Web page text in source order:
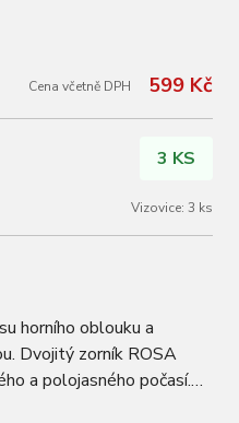
Cena včetně DPH 599 Kč
3 KS
Vizovice: 3 ks
horního oblouku a
Dvojitý zorník ROSA
a polojasného počasí.